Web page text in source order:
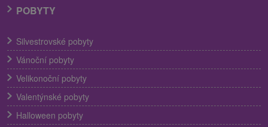
POBYTY
Silvestrovské pobyty
Vánoční pobyty
Velikonoční pobyty
Valentýnské pobyty
Halloween pobyty